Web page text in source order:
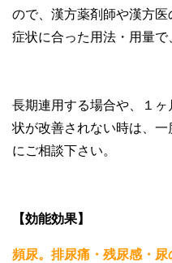
ので、漢方薬剤師や漢方
症状に合った用法・用量で
長期連用する場合や、１
状が改善されない時は、
にご相談下さい。
【効能効果】
頻尿。排尿痛・残尿感・